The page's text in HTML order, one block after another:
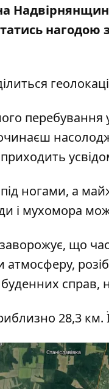
нагодою
перебування
ногами, а
і мухомора
що
справ,
28,3